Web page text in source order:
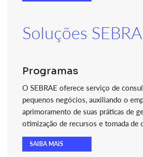
Soluções
Programas
O SEBRAE oferece serviço de
pequenos negócios, auxiliando o
aprimoramento de suas práticas de
otimização de recursos e tomada de
SAIBA MAIS